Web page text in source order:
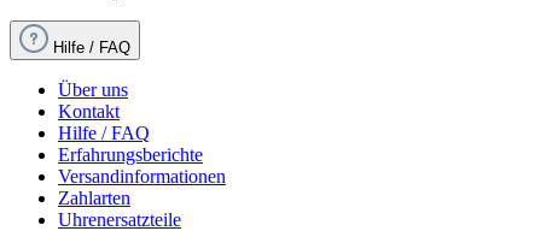
Hilfe / FAQ
Über uns
Kontakt
Hilfe / FAQ
Erfahrungsberichte
Versandinformationen
Zahlarten
Uhrenersatzteile